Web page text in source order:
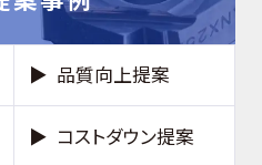
品質向上提案
コストダウン提案